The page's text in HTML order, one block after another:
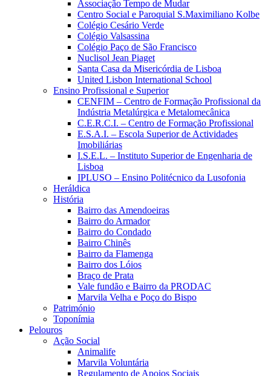
Associação Tempo de Mudar
Centro Social e Paroquial S.Maximiliano Kolbe
Colégio Cesário Verde
Colégio Valsassina
Colégio Paço de São Francisco
Nuclisol Jean Piaget
Santa Casa da Misericórdia de Lisboa
United Lisbon International School
Ensino Profissional e Superior
CENFIM – Centro de Formação Profissional da
Indústria Metalúrgica e Metalomecânica
C.E.R.C.I. – Centro de Formação Profissional
E.S.A.I. – Escola Superior de Actividades
Imobiliárias
I.S.E.L. – Instituto Superior de Engenharia de
Lisboa
IPLUSO – Ensino Politécnico da Lusofonia
Heráldica
História
Bairro das Amendoeiras
Bairro do Armador
Bairro do Condado
Bairro Chinês
Bairro da Flamenga
Bairro dos Lóios
Braço de Prata
Vale fundão e Bairro da PRODAC
Marvila Velha e Poço do Bispo
Património
Toponímia
Pelouros
Ação Social
Animalife
Marvila Voluntária
Regulamento de Apoios Sociais